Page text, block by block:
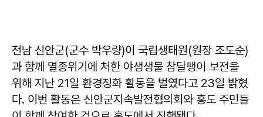
전남 신안군(군수 박우량)이 국립생태원(원장 조도순)
과 함께 멸종위기에 처한 야생생물 참달팽이 보전을
위해 지난 21일 환경정화 활동을 벌였다고 23일 밝혔
다. 이번 활동은 신안군지속발전협의회와 홍도 주민들